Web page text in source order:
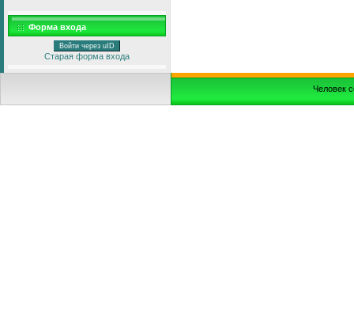
Форма входа
Войти через uID
Старая форма входа
Человек